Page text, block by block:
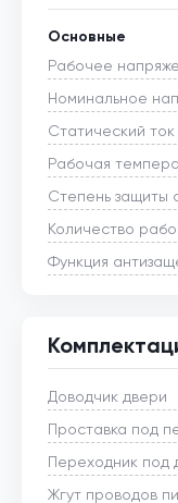
Основные
Рабочее
Номинальное
Статический ток
Рабочая
Степень защиты
Количество
Функция
Доводчик двери
Проставка под
Переходник под
Жгут проводов